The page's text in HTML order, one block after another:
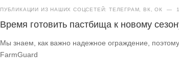
ПУБЛИКАЦИИ ИЗ НАШИХ СОЦСЕТЕЙ: ТЕЛЕГРАМ, ВК, ОК —
Время готовить пастбища к новому
Мы знаем, как важно надежное ограждение,
FarmGuard